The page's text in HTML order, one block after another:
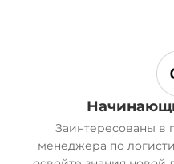
Заинтересованы в
менеджера по